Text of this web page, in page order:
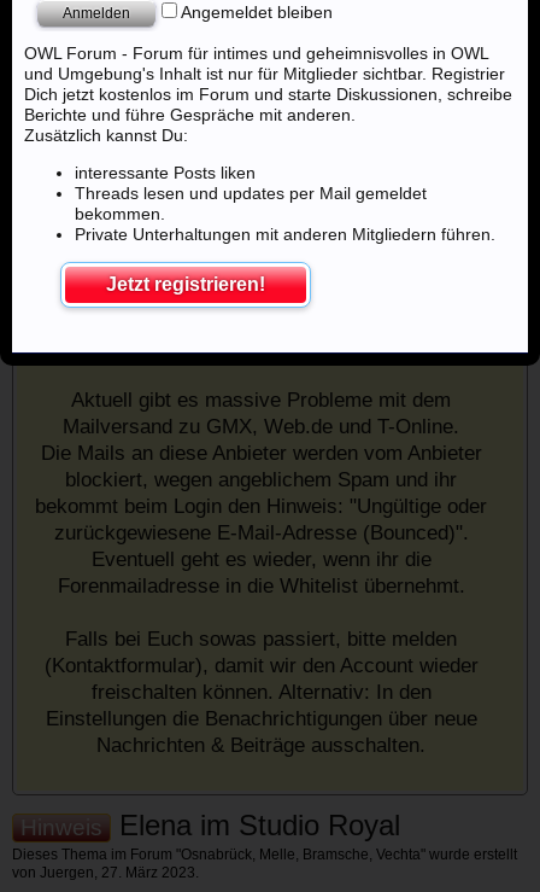
Mailprobleme mit u.a. GMX,
Aktuell gibt es massive Probleme mit dem
Mailversand zu GMX, Web.de und T-Online.
Die Mails an diese Anbieter werden vom Anbieter
blockiert, wegen angeblichem Spam und ihr
bekommt beim Login den Hinweis: "Ungültige oder
zurückgewiesene E-Mail-Adresse (Bounced)".
Eventuell geht es wieder, wenn ihr die
Forenmailadresse in die Whitelist übernehmt.
Falls bei Euch sowas passiert, bitte melden
(Kontaktformular), damit wir den Account wieder
freischalten können. Alternativ: In den
Einstellungen die Benachrichtigungen über neue
Nachrichten & Beiträge ausschalten.
Hinweis Elena im Studio Royal
Dieses Thema im Forum "Osnabrück, Melle, Bramsche, Vechta" wurde erstellt
von Juergen, 27. März 2023.
Angemeldet bleiben
OWL Forum - Forum für intimes und geheimnisvolles in OWL
und Umgebung's Inhalt ist nur für Mitglieder sichtbar. Registrier
Dich jetzt kostenlos im Forum und starte Diskussionen, schreibe
Berichte und führe Gespräche mit anderen.
Zusätzlich kannst Du:
interessante Posts liken
Threads lesen und updates per Mail gemeldet
bekommen.
Private Unterhaltungen mit anderen Mitgliedern führen.
Jetzt registrieren!